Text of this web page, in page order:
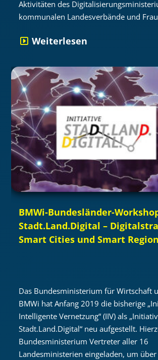
Aktivitäten des
kommunalen Landesverbände und
Weiterlesen
BMWi-Bundesländer-
Stadt.Land.Digital –
Smart Cities und Smart
Das Bundesministerium für Wirtschaft
BMWi hat Anfang 2019 die bisherige
Intelligente Vernetzung“ (IIV) als
Stadt.Land.Digital“ neu aufgestellt.
Bundesministerium Vertreter aller 16
Landesministerien eingeladen, um